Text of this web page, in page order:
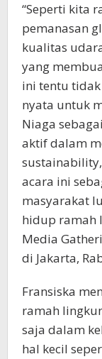
“Seperti kita
pemanasan
kualitas
yang
ini tentu
nyata untuk
Niaga
aktif dalam
acara ini
masyarakat
hidup ramah
Media
di Jakarta,
Fransiska
ramah
saja dalam
hal kecil